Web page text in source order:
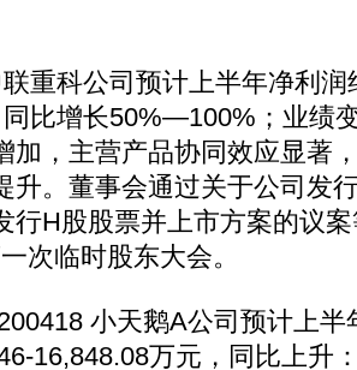
科公司预计上半年净利润
比增长50%—100%；业绩
加，主营产品协同效应显著
升。董事会通过关于公司发
行H股股票并上市方案的议
次临时股东大会。
小天鹅A公司预计上半
16,848.08万元，同比上升